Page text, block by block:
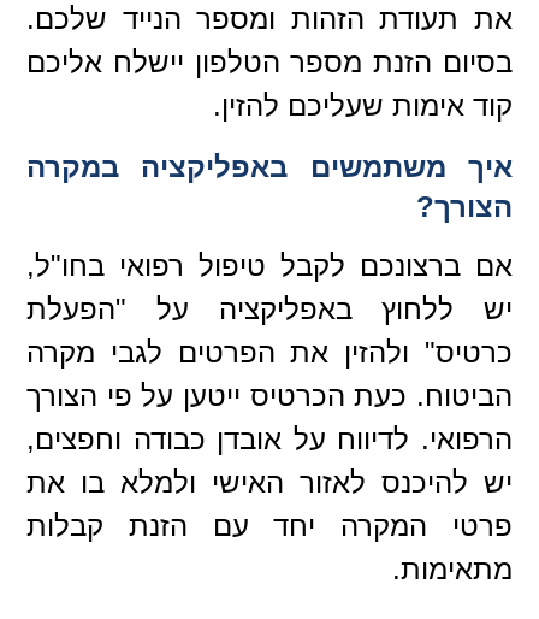
את תעודת הזהות ומספר הנייד שלכם.
בסיום הזנת מספר הטלפון יישלח אליכם
קוד אימות שעליכם להזין.
איך משתמשים באפליקציה במקרה
הצורך?
אם ברצונכם לקבל טיפול רפואי בחו"ל,
יש ללחוץ באפליקציה על "הפעלת
כרטיס" ולהזין את הפרטים לגבי מקרה
הביטוח. כעת הכרטיס ייטען על פי הצורך
הרפואי. לדיווח על אובדן כבודה וחפצים,
יש להיכנס לאזור האישי ולמלא בו את
פרטי המקרה יחד עם הזנת קבלות
מתאימות.